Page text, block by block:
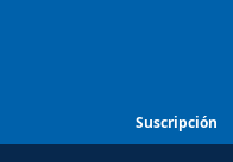
Suscripción